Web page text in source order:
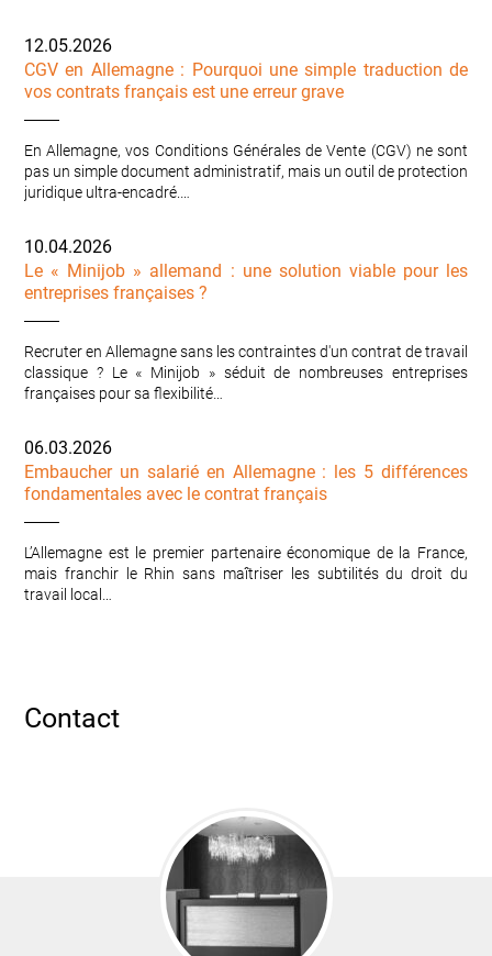
12.05.2026
CGV en Allemagne : Pourquoi une simple traduction de
vos contrats français est une erreur grave
En Allemagne, vos Conditions Générales de Vente (CGV) ne sont
pas un simple document administratif, mais un outil de protection
juridique ultra-encadré.…
10.04.2026
Le « Minijob » allemand : une solution viable pour les
entreprises françaises ?
Recruter en Allemagne sans les contraintes d'un contrat de travail
classique ? Le « Minijob » séduit de nombreuses entreprises
françaises pour sa flexibilité…
06.03.2026
Embaucher un salarié en Allemagne : les 5 différences
fondamentales avec le contrat français
L’Allemagne est le premier partenaire économique de la France,
mais franchir le Rhin sans maîtriser les subtilités du droit du
travail local…
Contact